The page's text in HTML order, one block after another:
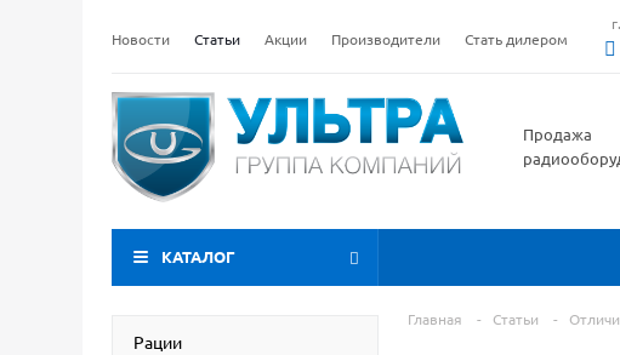
Новости Статьи Акции Производители Стать дилером
Продажа
КАТАЛОГ
Рации
Главная - Статьи -